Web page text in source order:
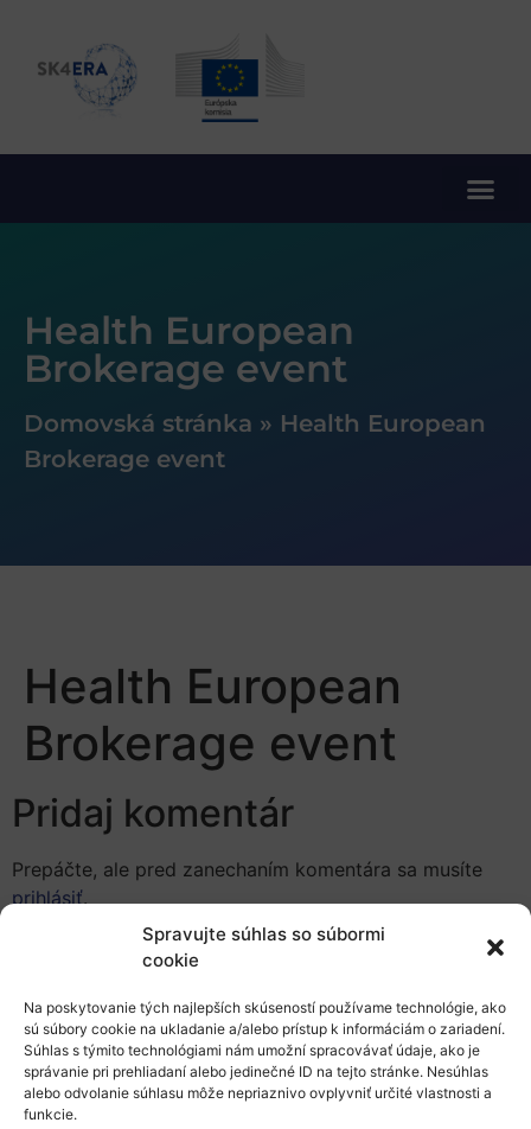
Spravujte súhlas so súbormi
cookie
Na poskytovanie tých najlepších skúseností používame technológie, ako
sú súbory cookie na ukladanie a/alebo prístup k informáciám o zariadení.
Súhlas s týmito technológiami nám umožní spracovávať údaje, ako je
správanie pri prehliadaní alebo jedinečné ID na tejto stránke. Nesúhlas
alebo odvolanie súhlasu môže nepriaznivo ovplyvniť určité vlastnosti a
funkcie.
Health European
Brokerage event
Domovská stránka » Health European
Brokerage event
Health European
Brokerage event
Pridaj komentár
Prepáčte, ale pred zanechaním komentára sa musíte
prihlásiť.
Európsky výskumný priestor